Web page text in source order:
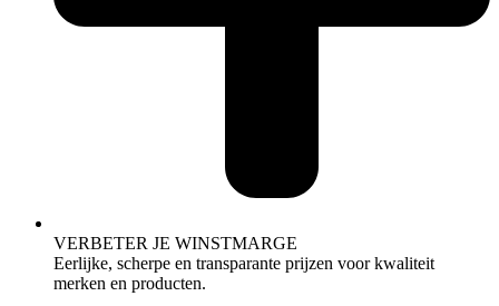
VERBETER JE WINSTMARGE
Eerlijke, scherpe en transparante prijzen voor kwaliteit
merken en producten.